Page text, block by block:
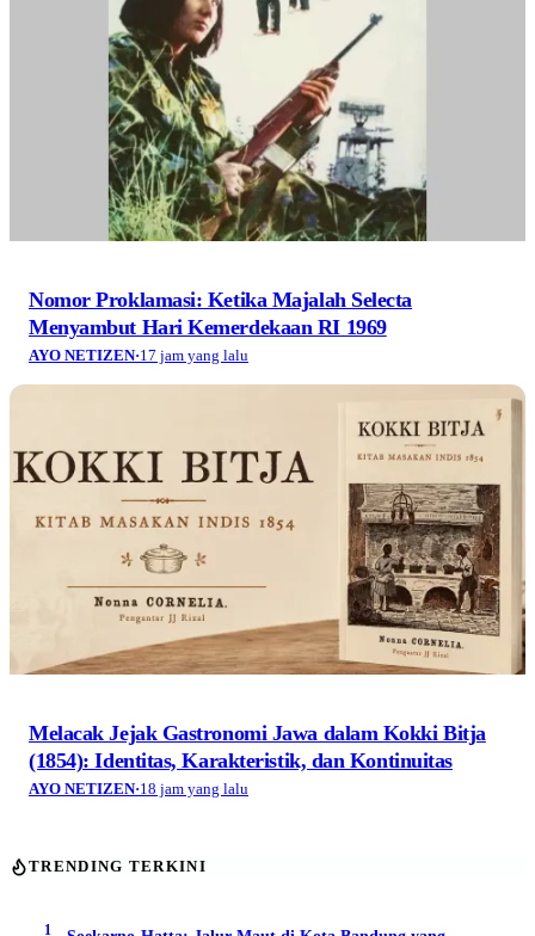
Nomor Proklamasi: Ketika Majalah Selecta
Menyambut Hari Kemerdekaan RI 1969
AYO NETIZEN·17 jam yang lalu
Melacak Jejak Gastronomi Jawa dalam Kokki Bitja
(1854): Identitas, Karakteristik, dan Kontinuitas
AYO NETIZEN·18 jam yang lalu
TRENDING TERKINI
1